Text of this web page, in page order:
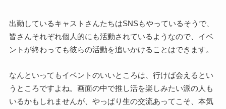
出勤しているキャストさんたちはSNSもやっているそうで、
皆さんそれぞれ個人的にも活動されているようなので、イベ
ントが終わっても彼らの活動を追いかけることはできます。
なんといってもイベントのいいところは、行けば会えるとい
うところですよね。画面の中で推し活を楽しみたい派の人も
いるかもしれませんが、やっぱり生の交流あってこそ、本気